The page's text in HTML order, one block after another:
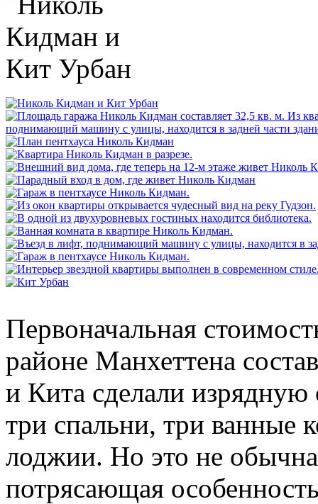
Первоначальная
районе Манхеттена
и Кита сделали изрядную
три спальни, три ванные
лоджии. Но это не
потрясающая